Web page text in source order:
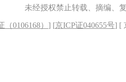
未经授权禁止转载、摘编、
0106168） ] [京ICP证040655号] [